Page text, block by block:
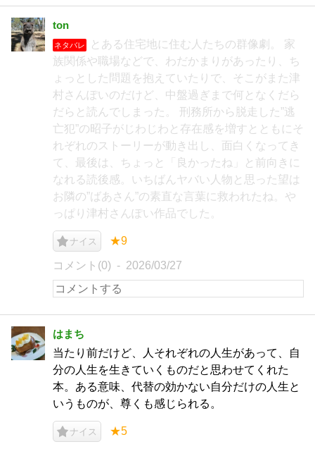
ton
ネタバレ
とある住宅地に住む人たちの群像劇。 家
族関係や職場などで、わだかまりがあったり、ち
ょっとした問題を抱えていたりで、そこがまた津
村さんぽいのだけど、中盤過ぎまで何となくだら
だらと読んでしまった。 刑務所から脱走した”逃
亡犯”の昭子がじわじわと存在感を増すとともにそ
れぞれのストーリーが動き出し、面白くなってき
て、最後は、ちょっと「良かったね」と前向きに
なれる読後感。いちばんヤバい人物と思った望は
お隣の”ばあさん”の素直な言葉に救われたね。や
っぱり津村さんぽい作品でした。
ナイス ★9
コメント(0) 2026/03/27
はまち
当たり前だけど、人それぞれの人生があって、自
分の人生を生きていくものだと思わせてくれた
本。ある意味、代替の効かない自分だけの人生と
いうものが、尊くも感じられる。
ナイス ★5